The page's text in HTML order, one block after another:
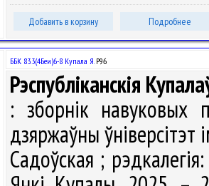
Добавить в корзину Подробнее
ББК 83.3(4Беи)6-8 Купала Я.Р96
Рэспубліканскія
: зборнік навуковых
дзяржаўны
Садоўская ;